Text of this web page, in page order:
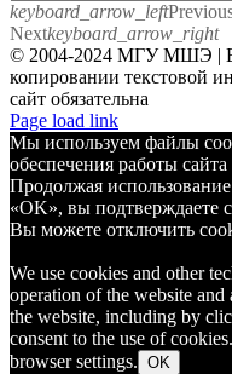
keyboard_arrow_left
Nextkeyboard_arrow_right
© 2004-2024 МГУ МШЭ |
копировании текстовой
сайт обязательна
Telegram
Page load link
Мы используем файлы
обеспечения работы
Продолжая
«OK», вы подтверждаете
Вы можете отключить
We use cookies and other
operation of the website
the website, including by
consent to the use of
browser settings. OK